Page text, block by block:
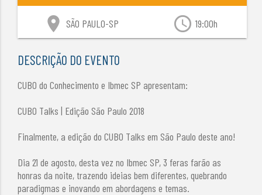
access_time 19:00h
location_on SÃO PAULO-SP
DESCRIÇÃO DO EVENTO
CUBO do Conhecimento e Ibmec SP apresentam:
CUBO Talks | Edição São Paulo 2018
Finalmente, a edição do CUBO Talks em São Paulo deste ano!
Dia 21 de agosto, desta vez no Ibmec SP, 3 feras farão as
honras da noite, trazendo ideias bem diferentes, quebrando
paradigmas e inovando em abordagens e temas.